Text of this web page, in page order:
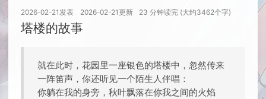
2026-02-21发表 2026-02-21更新 23 分钟读完 (大约3462个字)
塔楼的故事
就在此时，花园里一座银色的塔楼中，忽然传来
一阵笛声，你还听见一个陌生人伴唱：
你躺在我的身旁，秋叶飘落在你我之间的火焰